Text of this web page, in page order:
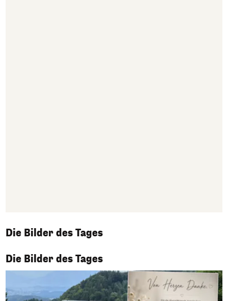
Die Bilder des Tages
Die Bilder des Tages
1/50